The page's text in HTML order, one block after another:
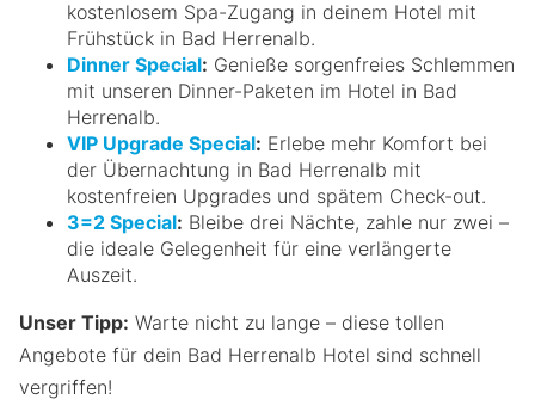
kostenlosem Spa-Zugang in deinem Hotel mit
Frühstück in Bad Herrenalb.
Dinner Special: Genieße sorgenfreies Schlemmen
mit unseren Dinner-Paketen im Hotel in Bad
Herrenalb.
VIP Upgrade Special: Erlebe mehr Komfort bei
der Übernachtung in Bad Herrenalb mit
kostenfreien Upgrades und spätem Check-out.
3=2 Special: Bleibe drei Nächte, zahle nur zwei –
die ideale Gelegenheit für eine verlängerte
Auszeit.
Unser Tipp: Warte nicht zu lange – diese tollen
Angebote für dein Bad Herrenalb Hotel sind schnell
vergriffen!